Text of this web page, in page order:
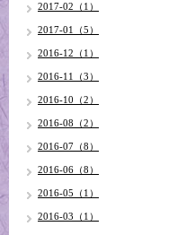
2017-02（1）
2017-01（5）
2016-12（1）
2016-11（3）
2016-10（2）
2016-08（2）
2016-07（8）
2016-06（8）
2016-05（1）
2016-03（1）